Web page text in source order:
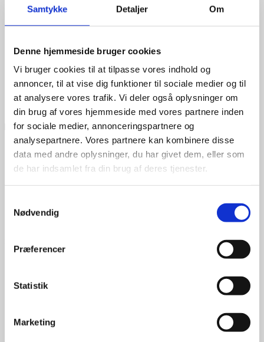
Samtykke Detaljer Om
Denne hjemmeside bruger cookies
Vi bruger cookies til at tilpasse vores indhold og
annoncer, til at vise dig funktioner til sociale medier og til
at analysere vores trafik. Vi deler også oplysninger om
din brug af vores hjemmeside med vores partnere inden
for sociale medier, annonceringspartnere og
analysepartnere. Vores partnere kan kombinere disse
data med andre oplysninger, du har givet dem, eller som
de har indsamlet fra din brug af deres tjenester.
Nødvendig
Præferencer
Statistik
Marketing
⚡ El- & hybridbiler
⚡Service & reparation af højspændingssystemer
🖥️Softwareopdatering & kodning
🚙 Specialist i – garantien bevares
🛞 Dæk & hjul
🛞 Hjulskift & dæksalg
🎯 3D sporing / 4-hjulsudmåling
⚖️ Afbalancering & montering
🌀 Kompressor & klimaanlægs-reparation